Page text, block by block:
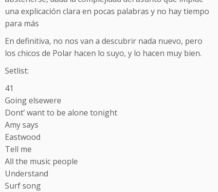
una explicación clara en pocas palabras y no hay tiempo
para más
En definitiva, no nos van a descubrir nada nuevo, pero
los chicos de Polar hacen lo suyo, y lo hacen muy bien.
Setlist:
41
Going elsewere
Dont’ want to be alone tonight
Amy says
Eastwood
Tell me
All the music people
Understand
Surf song